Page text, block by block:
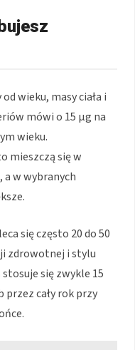
wieku, masy ciała i
mówi o 15 µg na
wieku.
mieszczą się w
a w wybranych
się często 20 do 50
zdrowotnej i stylu
stosuje się zwykle 15
przez cały rok przy